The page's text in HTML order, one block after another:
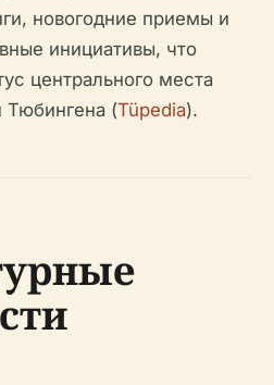
новогодние приемы и
инициативы, что
центрального места
Тюбингена (Tüpedia).